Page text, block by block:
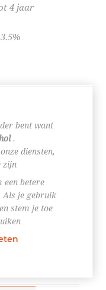
4 jaar
bent want
.
diensten,
zijn
een betere
Als je gebruik
stem je toe